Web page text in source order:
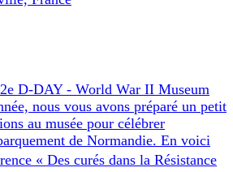
D-DAY - World War II Museum
nous vous avons préparé un petit
au musée pour célébrer
de Normandie. En voici
« Des curés dans la Résistance